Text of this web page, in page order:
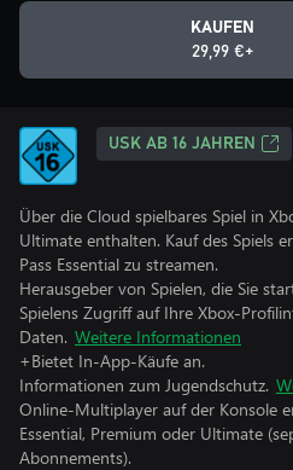
KAUFEN
29,99 €+
USK AB 16 JAHREN
Über die Cloud spielbares Spiel in
Ultimate enthalten. Kauf des Spiels
Pass Essential zu streamen.
Herausgeber von Spielen, die Sie
Spielens Zugriff auf Ihre Xbox-
Daten. Weitere Informationen
+Bietet In-App-Käufe an.
Informationen zum Jugendschutz.
Online-Multiplayer auf der Konsole
Essential, Premium oder Ultimate
Abonnements).